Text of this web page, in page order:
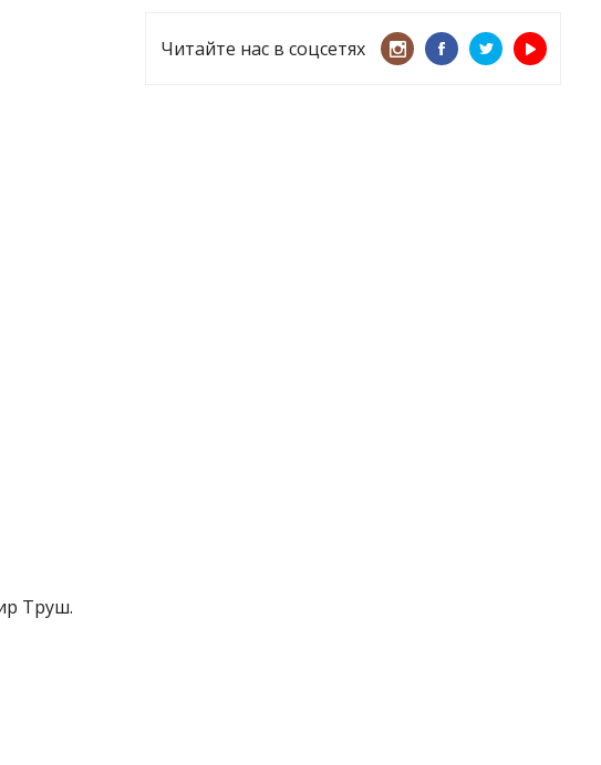
Труш.
Читайте нас в соцсетях